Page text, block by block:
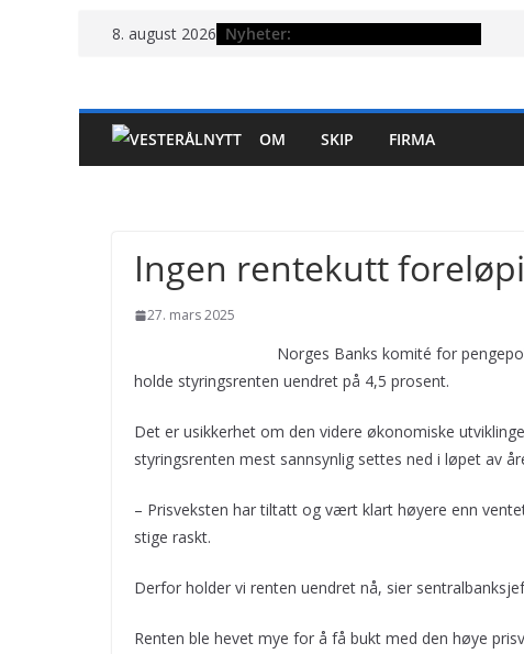
Hopp8. august 2026 Nyheter:
OM SKIP FIRMA
Ingen rentekutt
27. mars 2025
Norges Banks komité for
holde styringsrenten uendret på 4,5 prosent.
Det er usikkerhet om den videre økonomiske
styringsrenten mest sannsynlig settes ned i løpet av
– Prisveksten har tiltatt og vært klart høyere enn
stige raskt.
Derfor holder vi renten uendret nå, sier
Renten ble hevet mye for å få bukt med den høye